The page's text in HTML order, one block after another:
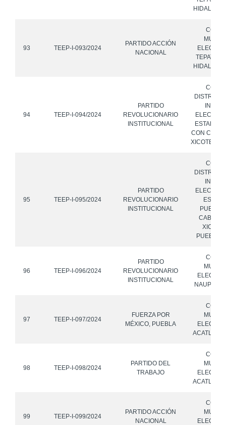
HIDALGO,
93 TEEP-I-093/2024
PARTIDO ACCIÓN
NACIONAL
HIDALGO,
94 TEEP-I-094/2024
PARTIDO
REVOLUCIONARIO
INSTITUCIONAL
ESTADO
CON
95 TEEP-I-095/2024
PARTIDO
REVOLUCIONARIO
INSTITUCIONAL
PUEBLA
96 TEEP-I-096/2024
PARTIDO
REVOLUCIONARIO
INSTITUCIONAL
NAUPAN,
97 TEEP-I-097/2024
FUERZA POR
MÉXICO, PUEBLA
ACATLÁN,
98 TEEP-I-098/2024
PARTIDO DEL
TRABAJO
ACATLÁN,
99 TEEP-I-099/2024
PARTIDO ACCIÓN
NACIONAL